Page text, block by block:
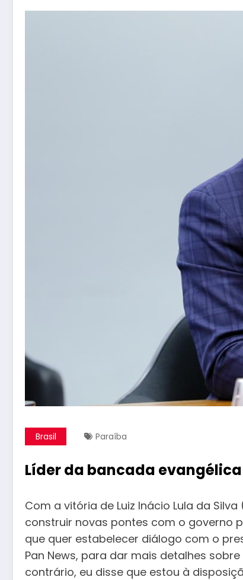
Brasil Paraíba
Líder da bancada
Com a vitória de Luiz Inácio Lula da
construir novas pontes com o governo
que quer estabelecer diálogo com o
Pan News, para dar mais detalhes
contrário, eu disse que estou à